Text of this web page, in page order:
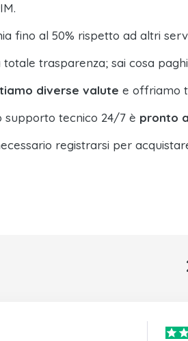
fino al 50% rispetto ad altri
totale trasparenza; sai cosa
diverse valute e offriamo
supporto tecnico 24/7 è pronto
registrarsi per